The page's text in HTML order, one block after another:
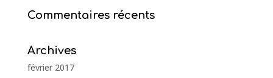
Commentaires récents
Archives
février 2017